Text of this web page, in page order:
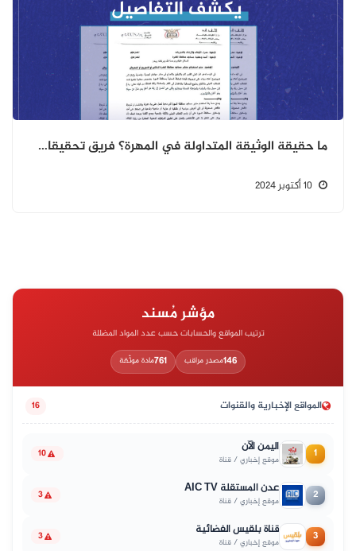
ما حقيقة الوثيقة المتداولة في المهرة؟ فريق تحقيقات "مُسند" يكشف التفاصيل
مؤشر مُسند
ترتيب المواقع والحسابات حسب عدد المواد المضللة
146مصدر مراقب 761مادة موثّقة
المواقع الإخبارية والقنوات 16
1 اليمن الآن
موقع إخباري / قناة 10
2 عدن المستقلة AIC TV
موقع إخباري / قناة 3
3 قناة بلقيس الفضائية
موقع إخباري / قناة 3